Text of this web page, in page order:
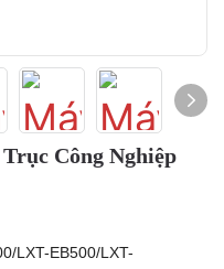
Công Nghiệp
LXT-EB500/LXT-